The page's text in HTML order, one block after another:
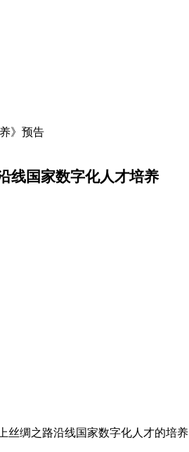
》预告
线国家数字化人才培养
丝绸之路沿线国家数字化人才的培